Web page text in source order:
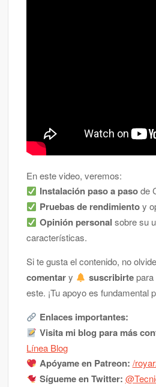
En este video, veremos:
Instalación paso a pasode
Pruebas de rendimientoy
Opinión personal sobre su
características.
Si te gusta el contenido, no
comentary suscribirtepara
este. ¡Tu apoyo es fundamental
Enlaces importantes:
Visita mi blog para más
Línea Blog
Apóyame en Patreon: /
Sígueme en Twitter: